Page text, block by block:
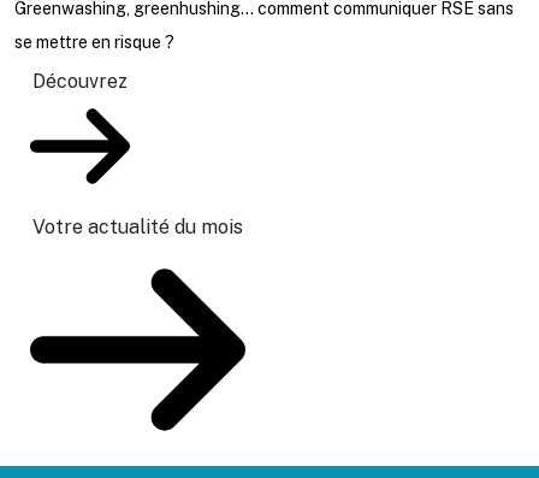
Greenwashing, greenhushing… comment communiquer RSE sans
se mettre en risque ?
Découvrez
Votre actualité du mois